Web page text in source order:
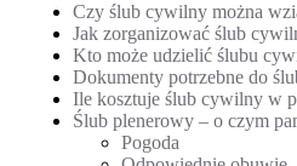
Czy ślub cywilny można
Jak zorganizować ślub
Kto może udzielić ślubu
Dokumenty potrzebne do
Ile kosztuje ślub cywilny w
Ślub plenerowy – o czym
Pogoda